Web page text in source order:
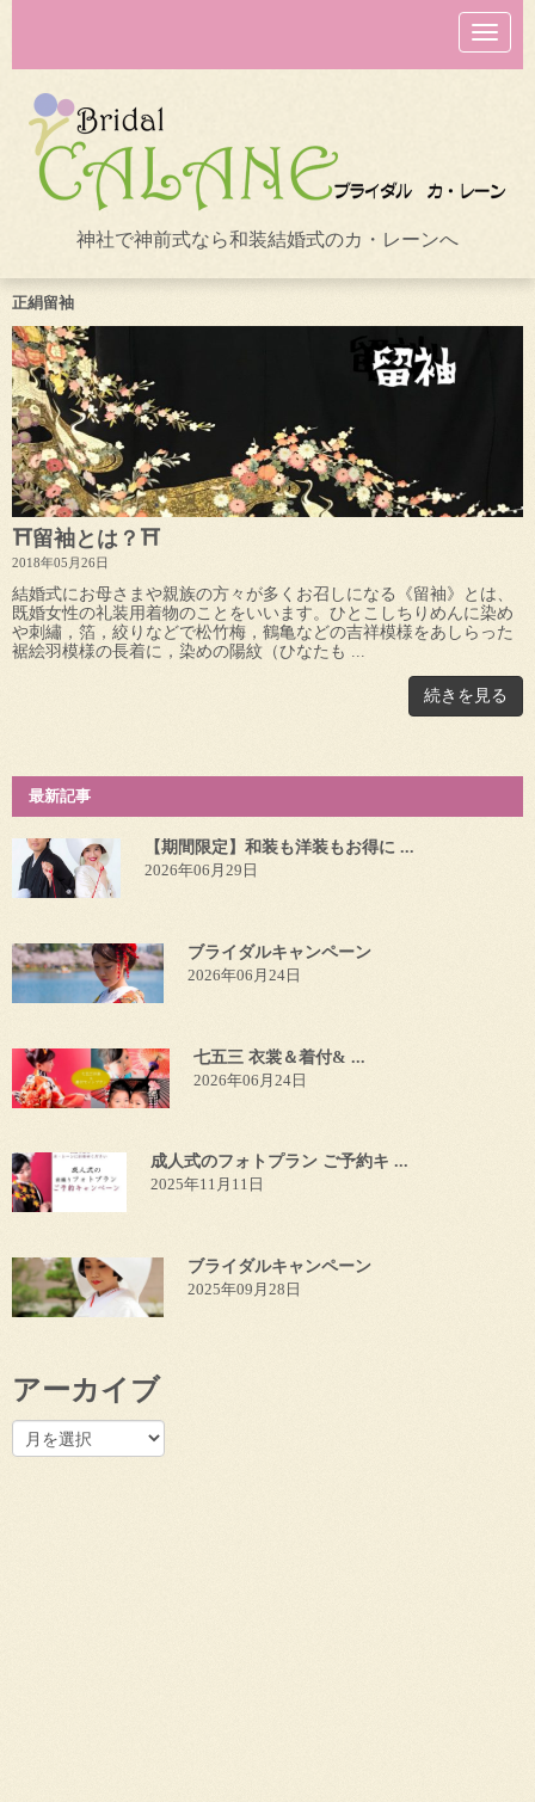
N
a
v
o
n
神社で神前式なら和装結婚式のカ・レーンへ
正絹留袖
⛩留袖とは？⛩
2018年05月26日
結婚式にお母さまや親族の方々が多くお召しになる《留袖》とは、
既婚女性の礼装用着物のことをいいます。ひとこしちりめんに染め
や刺繡，箔，絞りなどで松竹梅，鶴亀などの吉祥模様をあしらった
裾絵羽模様の長着に，染めの陽紋（ひなたも ...
続きを見る
最新記事
【期間限定】和装も洋装もお得に ...
2026年06月29日
ブライダルキャンペーン
2026年06月24日
七五三 衣裳＆着付& ...
2026年06月24日
成人式のフォトプラン ご予約キ ...
2025年11月11日
ブライダルキャンペーン
2025年09月28日
アーカイブ